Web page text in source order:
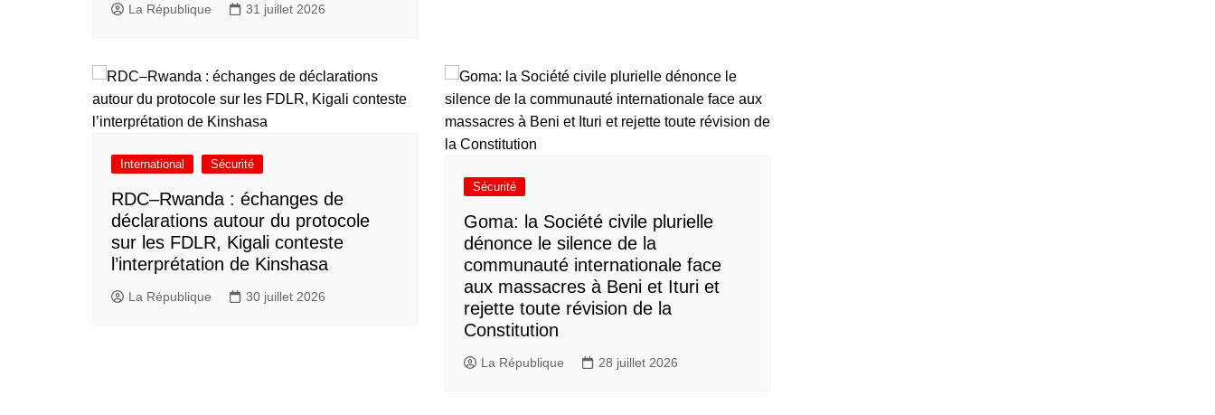
La République 31 juillet 2026
International Sécurité
RDC–Rwanda : échanges de
déclarations autour du protocole
sur les FDLR, Kigali conteste
l’interprétation de Kinshasa
La République 30 juillet 2026
Sécurité
Goma: la Société civile plurielle
dénonce le silence de la
communauté internationale face
aux massacres à Beni et Ituri et
rejette toute révision de la
Constitution
La République 28 juillet 2026